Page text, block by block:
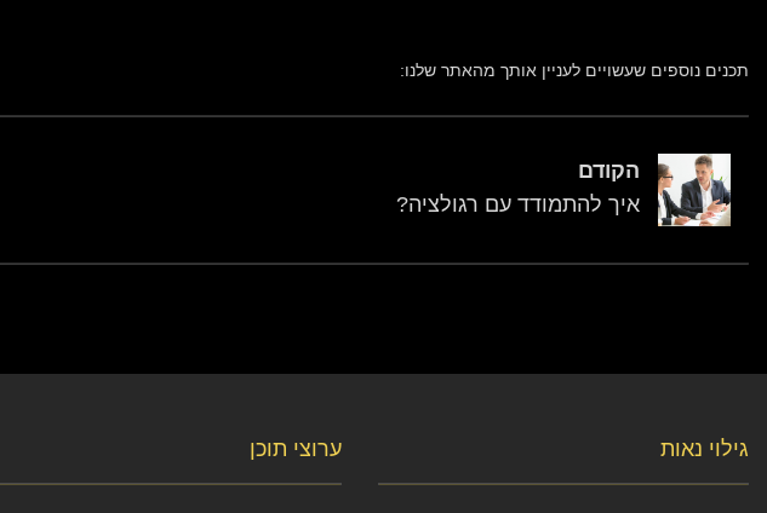
תכנים נוספים שעשויים לעניין אותך מהאתר שלנו:
הקודם
איך להתמודד עם רגולציה?
ערוצי תוכן גילוי נאות